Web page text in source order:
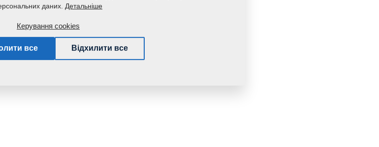
даних. Детальніше
Керування cookies
все Відхилити все